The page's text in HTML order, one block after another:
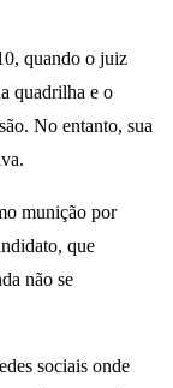
quando o juiz
quadrilha e o
No entanto, sua
munição por
que
não se
sociais onde